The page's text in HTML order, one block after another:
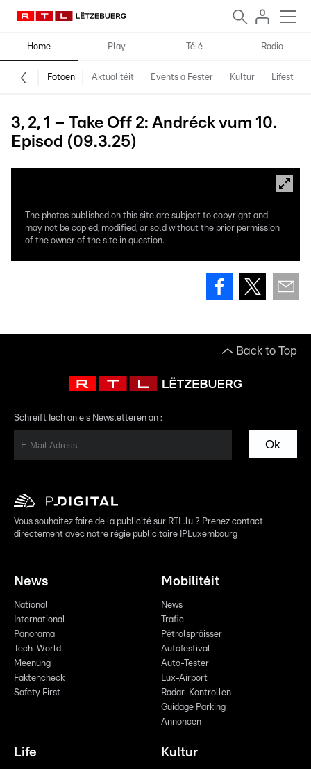
Home Play Télé Radio
Fotoen Aktualitéit Events a Fester Kultur Lifestyle
3, 2, 1 – Take Off 2: Andréck vum 10.
Episod (09.3.25)
The photos published on this site are subject to copyright and
may not be copied, modified, or sold without the prior permission
of the owner of the site in question.
Back to Top
Schreift Iech an eis Newsletteren an :
Ok
Vous souhaitez faire de la publicité sur RTL.lu ? Prenez contact
directement avec notre régie publicitaire IPLuxembourg
News
National
International
Panorama
Tech-World
Meenung
Faktencheck
Safety First
Mobilitéit
News
Trafic
Pëtrolspräisser
Autofestival
Auto-Tester
Lux-Airport
Radar-Kontrollen
Guidage Parking
Annoncen
Life Kultur